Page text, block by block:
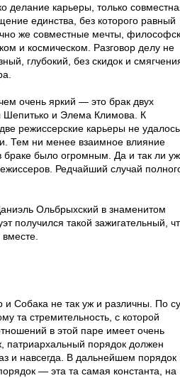
делание карьеры, только
единства, без которого равный
же совместные мечты,
и космическом. Разговор делу не
глубокий, без скидок и
очень яркий — это брак двух
и Элема Климова. К
режиссерские карьеры не
Тем ни менее взаимное влияние
браке было огромным. Да и так ли уж
Редчайший случай
Ольбрыхский в знаменитом
получился такой зажигательный,
и Собака не так уж и различны. По
та стремительность, с которой
в этой паре имеет очень
патриархальный порядок должен
и навсегда. В дальнейшем порядок
— эта та самая константа, на